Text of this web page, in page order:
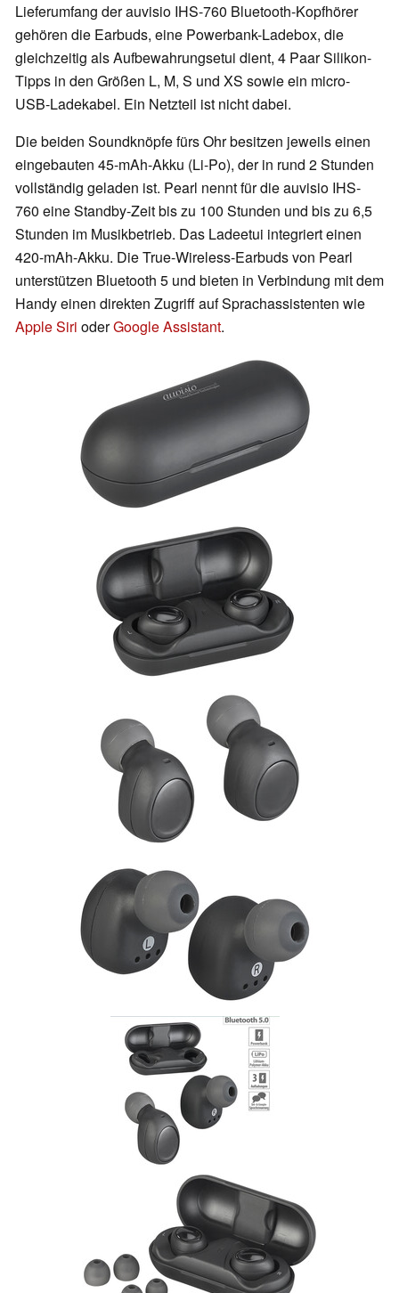
Lieferumfang der auvisio IHS-760 Bluetooth-Kopfhörer
gehören die Earbuds, eine Powerbank-Ladebox, die
gleichzeitig als Aufbewahrungsetui dient, 4 Paar Silikon-
Tipps in den Größen L, M, S und XS sowie ein micro-
USB-Ladekabel. Ein Netzteil ist nicht dabei.
Die beiden Soundknöpfe fürs Ohr besitzen jeweils einen
eingebauten 45-mAh-Akku (Li-Po), der in rund 2 Stunden
vollständig geladen ist. Pearl nennt für die auvisio IHS-
760 eine Standby-Zeit bis zu 100 Stunden und bis zu 6,5
Stunden im Musikbetrieb. Das Ladeetui integriert einen
420-mAh-Akku. Die True-Wireless-Earbuds von Pearl
unterstützen Bluetooth 5 und bieten in Verbindung mit dem
Handy einen direkten Zugriff auf Sprachassistenten wie
Apple Siri oderGoogle Assistant.